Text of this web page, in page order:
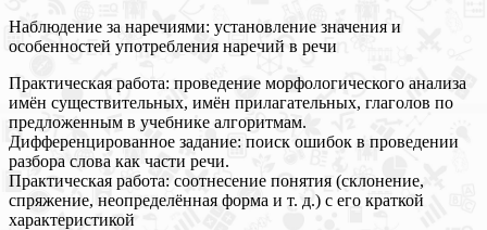
Наблюдение за наречиями: установление значения и
особенностей употребления наречий в речи
Практическая работа: проведение морфологического анализа
имён существительных, имён прилагательных, глаголов по
предложенным в учебнике алгоритмам.
Дифференцированное задание: поиск ошибок в проведении
разбора слова как части речи.
Практическая работа: соотнесение понятия (склонение,
спряжение, неопределённая форма и т. д.) с его краткой
характеристикой